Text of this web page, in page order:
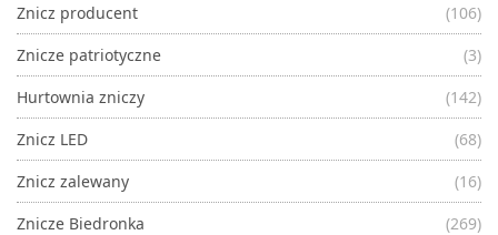
Znicz producent
(106)
Znicze patriotyczne
(3)
Hurtownia zniczy
(142)
Znicz LED
(68)
Znicz zalewany
(16)
Znicze Biedronka
(269)